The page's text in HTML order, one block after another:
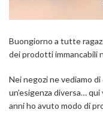
Buongiorno a tutte
dei prodotti immancabili
Nei negozi ne vediamo
un’esigenza diversa…
anni ho avuto modo di